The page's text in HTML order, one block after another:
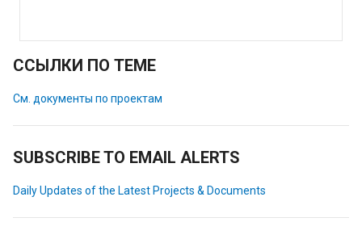
ССЫЛКИ ПО ТЕМЕ
См. документы по проектам
SUBSCRIBE TO EMAIL ALERTS
Daily Updates of the Latest Projects & Documents